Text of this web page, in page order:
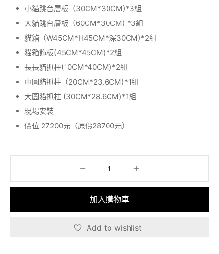
小貓跳台層板（30CM*30CM)*3組
大貓跳台層板（60CM*30CM) *3組
貓箱（W45CM*H45CM*深30CM)*2組
貓箱飾板(45CM*45CM)*2組
長長貓抓柱(10CM*40CM)*2組
中圓貓抓柱（20CM*23.6CM)*1組
大圓貓抓柱 (30CM*28.6CM)*1組
現場安裝
價位 27200元（原價28700元）
加入購物車
Add to wishlist